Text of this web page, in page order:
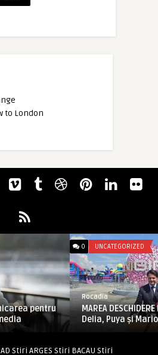
to London
pentru
0 UNCATEGORIZED
Rocadia
MAREA
Delia, Puya și
Stiri ARGES Stiri BACAU Stiri